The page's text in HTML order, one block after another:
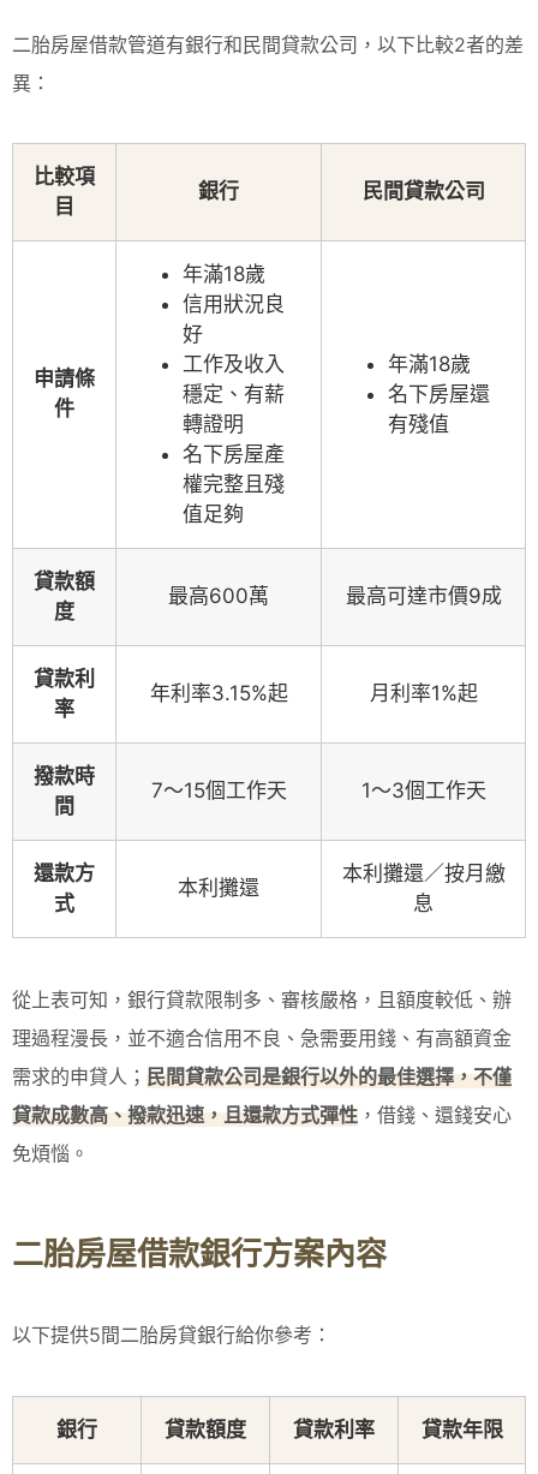
二胎房屋借款管道有銀行和民間貸款公司，以下比較2者的差
異：
比較項
目
銀行 民間貸款公司
申請條
件
年滿18歲
信用狀況良
好
工作及收入
穩定、有薪
轉證明
名下房屋產
權完整且殘
值足夠
年滿18歲
名下房屋還
有殘值
貸款額
度
最高600萬 最高可達市價9成
貸款利
率
年利率3.15%起 月利率1%起
撥款時
間
7～15個工作天 1～3個工作天
還款方
式
本利攤還
本利攤還／按月繳
息
從上表可知，銀行貸款限制多、審核嚴格，且額度較低、辦
理過程漫長，並不適合信用不良、急需要用錢、有高額資金
需求的申貸人； 民間貸款公司是銀行以外的最佳選擇，不僅
貸款成數高、撥款迅速，且還款方式彈性 ，借錢、還錢安心
免煩惱。
二胎房屋借款銀行方案內容
以下提供5間二胎房貸銀行給你參考：
銀行 貸款額度 貸款利率 貸款年限